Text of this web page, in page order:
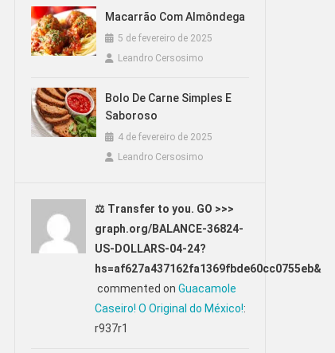
Macarrão Com Almôndega
5 de fevereiro de 2025
Leandro Cersosimo
Bolo De Carne Simples E
Saboroso
4 de fevereiro de 2025
Leandro Cersosimo
⚖ Transfer to you. GO >>>
graph.org/BALANCE-36824-
US-DOLLARS-04-24?
hs=af627a437162fa1369fbde60cc0755eb&
commented on Guacamole
Caseiro! O Original do México!:
r937r1